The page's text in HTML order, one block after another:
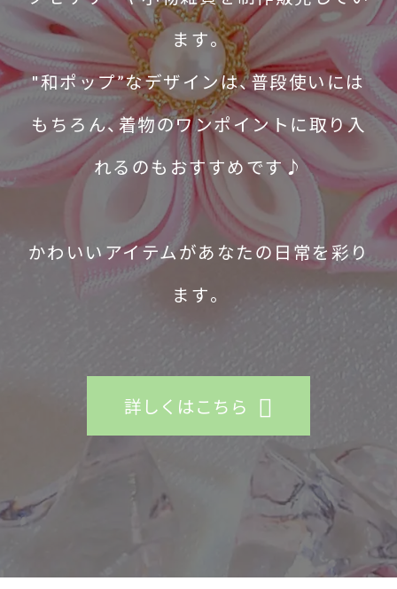
ます。
"和ポップ”なデザインは、普段使いには
もちろん、着物のワンポイントに取り入
れるのもおすすめです♪
かわいいアイテムがあなたの日常を彩り
ます。
詳しくはこちら